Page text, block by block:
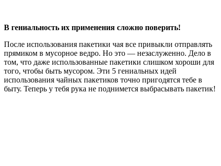
В гениальность их применения сложно поверить!
После использования пакетики чая все привыкли отправлять
прямиком в мусорное ведро. Но это — незаслуженно. Дело в
том, что даже использованные пакетики слишком хороши для
того, чтобы быть мусором. Эти 5 гениальных идей
использования чайных пакетиков точно пригодятся тебе в
быту. Теперь у тебя рука не поднимется выбрасывать пакетик!